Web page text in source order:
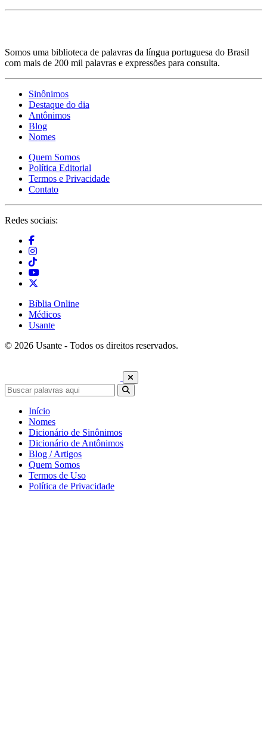
Somos uma biblioteca de palavras da língua portuguesa do Brasil
com mais de 200 mil palavras e expressões para consulta.
Sinônimos
Destaque do dia
Antônimos
Blog
Nomes
Quem Somos
Política Editorial
Termos e Privacidade
Contato
Redes sociais:
Bíblia Online
Médicos
Usante
© 2026 Usante - Todos os direitos reservados.
Início
Nomes
Dicionário de Sinônimos
Dicionário de Antônimos
Blog / Artigos
Quem Somos
Termos de Uso
Política de Privacidade